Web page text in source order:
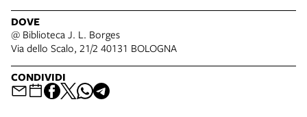
DOVE
@ Biblioteca J. L. Borges
Via dello Scalo, 21/2 40131 BOLOGNA
CONDIVIDI